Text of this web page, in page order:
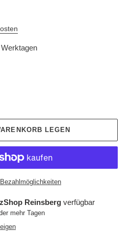
LEGEN
Reinsberg verfügbar
mehr Tagen